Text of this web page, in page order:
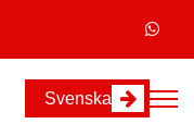
Svenska